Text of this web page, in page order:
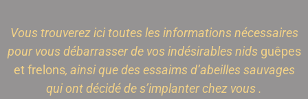
Vous trouverez ici toutes les informations nécessaires
pour vous débarrasser de vos indésirables nids guêpes
et frelons, ainsi que des essaims d’abeilles sauvages
qui ont décidé de s’implanter chez vous .